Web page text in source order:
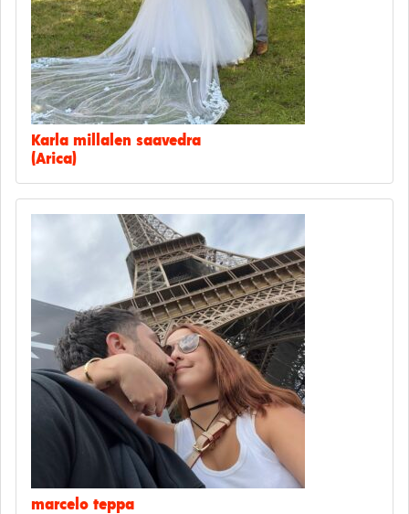
Karla millalen saavedra
(Arica)
marcelo teppa